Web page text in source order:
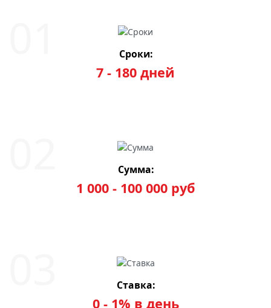
Сроки:
7 - 180 дней
Сумма:
1 000 - 100 000 руб
Ставка:
0 - 1% в день